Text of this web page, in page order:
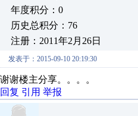
年度积分：0
历史总积分：76
注册：2011年2月26日
发表于：2015-09-10 20:19:30
谢谢楼主分享。。。。
回复 引用 举报